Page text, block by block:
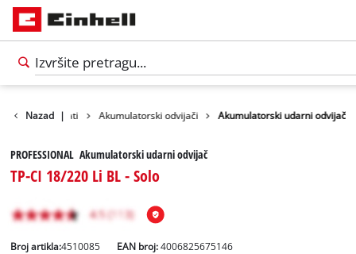
Nazad |Alati Akumulatorski odvijači Akumulatorski udarni odvijač
PROFESSIONAL Akumulatorski udarni odvijač
TP-CI 18/220 Li BL - Solo
Broj artikla:4510085 EAN broj:4006825675146